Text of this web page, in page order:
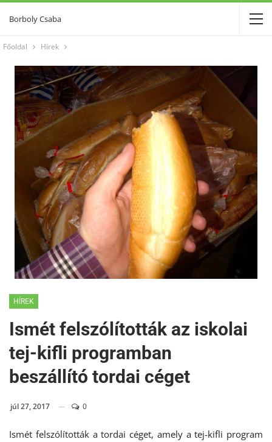
Borboly Csaba
Főoldal Hírek
HÍREK
Ismét felszólították az iskolai
tej-kifli programban
beszállító tordai céget
júl 27, 2017 0
Ismét felszólították a tordai céget, amely a tej-kifli program